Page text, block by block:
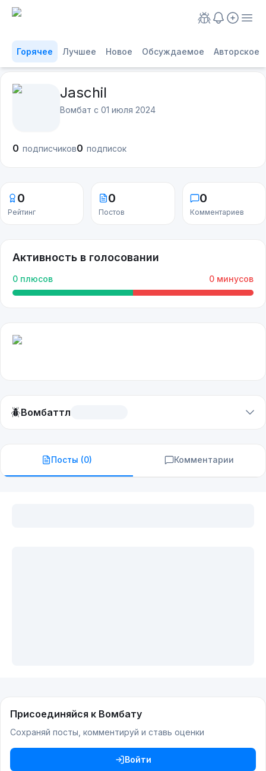
Горячее Лучшее Новое Обсуждаемое Авторское
Jaschil
Вомбат с 01 июля 2024
0 подписчиков0 подписок
0
Рейтинг
0
Постов
0
Комментариев
Активность в голосовании
0 плюсов 0 минусов
🪲Вомбаттл
Посты (0) Комментарии
Присоединяйся к Вомбату
Сохраняй посты, комментируй и ставь оценки
Войти